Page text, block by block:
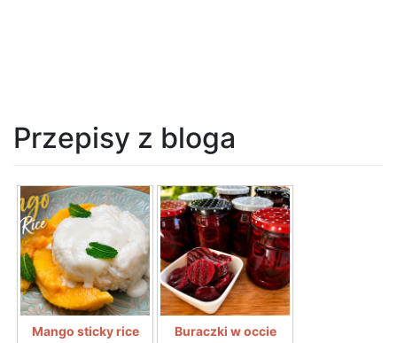
Przepisy z bloga
Mango sticky rice
Buraczki w occie